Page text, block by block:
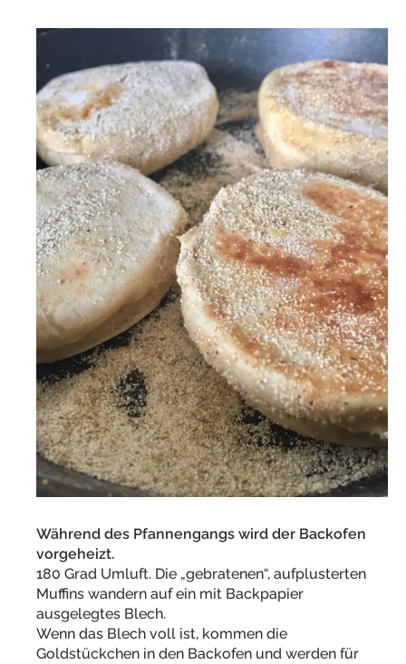
Während des Pfannengangs wird der Backofen
vorgeheizt.
180 Grad Umluft. Die „gebratenen“, aufplusterten
Muffins wandern auf ein mit Backpapier
ausgelegtes Blech.
Wenn das Blech voll ist, kommen die
Goldstückchen in den Backofen und werden für